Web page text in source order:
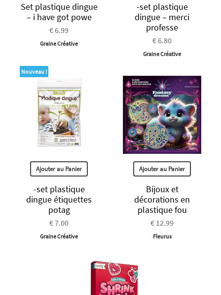
Set plastique dingue
– i have got powe
€ 6.99
Graine Créative
-set plastique
dingue – merci
professe
€ 6.80
Graine Créative
Nouveau !
Ajouter au Panier
-set plastique
dingue étiquettes
potag
€ 7.00
Graine Créative
Ajouter au Panier
Bijoux et
décorations en
plastique fou
€ 12.99
Fleurus